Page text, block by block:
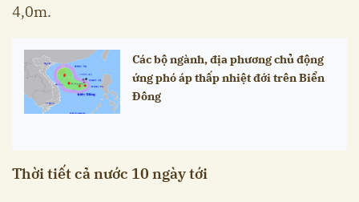
4,0m.
Các bộ ngành, địa phương chủ động
ứng phó áp thấp nhiệt đới trên Biển
Đông
Thời tiết cả nước 10 ngày tới